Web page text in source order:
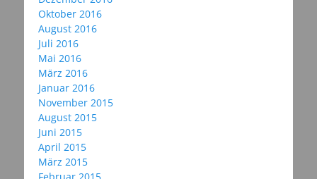
Oktober 2016
August 2016
Juli 2016
Mai 2016
März 2016
Januar 2016
November 2015
August 2015
Juni 2015
April 2015
März 2015